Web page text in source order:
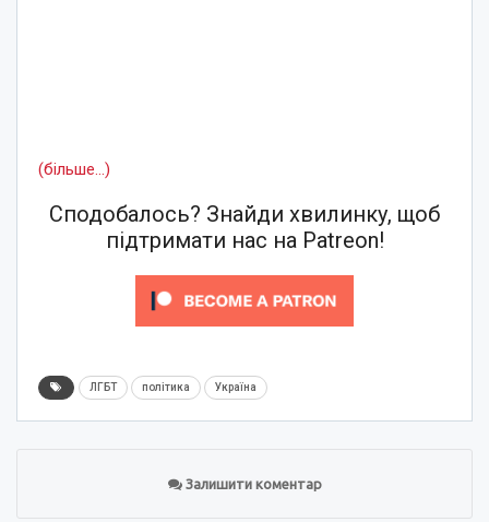
(більше…)
Сподобалось? Знайди хвилинку, щоб
підтримати нас на Patreon!
ЛГБТ політика Україна
Залишити коментар